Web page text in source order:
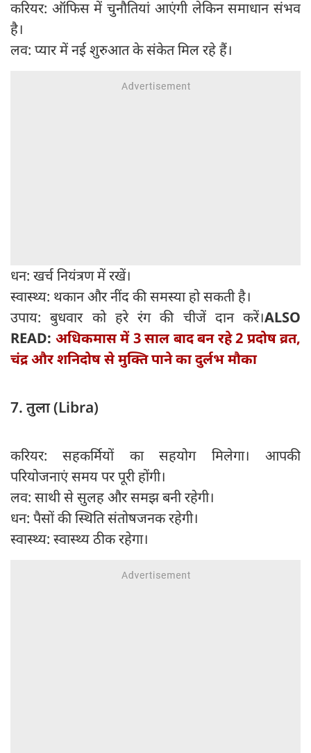
करियर: ऑफिस में चुनौतियां आएंगी लेकिन समाधान संभव
है।
लव: प्यार में नई शुरुआत के संकेत मिल रहे हैं।
धन: खर्च नियंत्रण में रखें।
स्वास्थ्य: थकान और नींद की समस्या हो सकती है।
उपाय: बुधवार को हरे रंग की चीजें दान करें।ALSO
READ: अधिकमास में 3 साल बाद बन रहे 2 प्रदोष व्रत,
चंद्र और शनिदोष से मुक्ति पाने का दुर्लभ मौका
7. तुला (Libra)
करियर: सहकर्मियों का सहयोग मिलेगा। आपकी
परियोजनाएं समय पर पूरी होंगी।
लव: साथी से सुलह और समझ बनी रहेगी।
धन: पैसों की स्थिति संतोषजनक रहेगी।
स्वास्थ्य: स्वास्थ्य ठीक रहेगा।